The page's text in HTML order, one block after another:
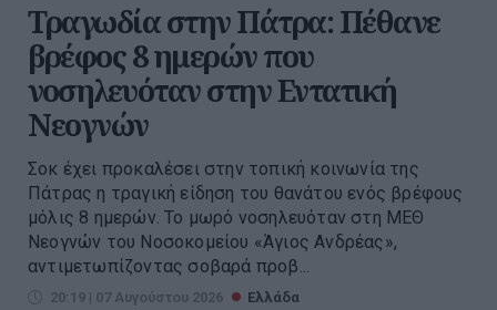
Τραγωδία στην Πάτρα: Πέθανε
βρέφος 8 ημερών που
νοσηλευόταν στην Εντατική
Νεογνών
Σοκ έχει προκαλέσει στην τοπική κοινωνία της
Πάτρας η τραγική είδηση του θανάτου ενός βρέφους
μόλις 8 ημερών. Το μωρό νοσηλευόταν στη ΜΕΘ
Νεογνών του Νοσοκομείου «Άγιος Ανδρέας»,
αντιμετωπίζοντας σοβαρά προβ...
20:19 | 07 Αυγούστου 2026 Ελλάδα